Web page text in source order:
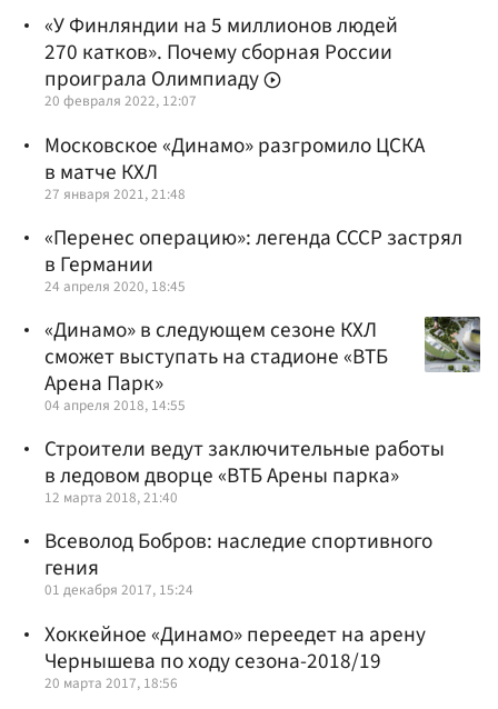
«У Финляндии на 5 миллионов людей
270 катков». Почему сборная России
проиграла Олимпиаду
20 февраля 2022, 12:07
Московское «Динамо» разгромило ЦСКА
в матче КХЛ
27 января 2021, 21:48
«Перенес операцию»: легенда СССР застрял
в Германии
24 апреля 2020, 18:45
«Динамо» в следующем сезоне КХЛ
сможет выступать на стадионе «ВТБ
Арена Парк»
04 апреля 2018, 14:55
Строители ведут заключительные работы
в ледовом дворце «ВТБ Арены парка»
12 марта 2018, 21:40
Всеволод Бобров: наследие спортивного
гения
01 декабря 2017, 15:24
Хоккейное «Динамо» переедет на арену
Чернышева по ходу сезона-2018/19
20 марта 2017, 18:56